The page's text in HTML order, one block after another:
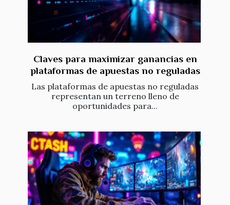
Claves para maximizar ganancias en
plataformas de apuestas no reguladas
Las plataformas de apuestas no reguladas
representan un terreno lleno de
oportunidades para...